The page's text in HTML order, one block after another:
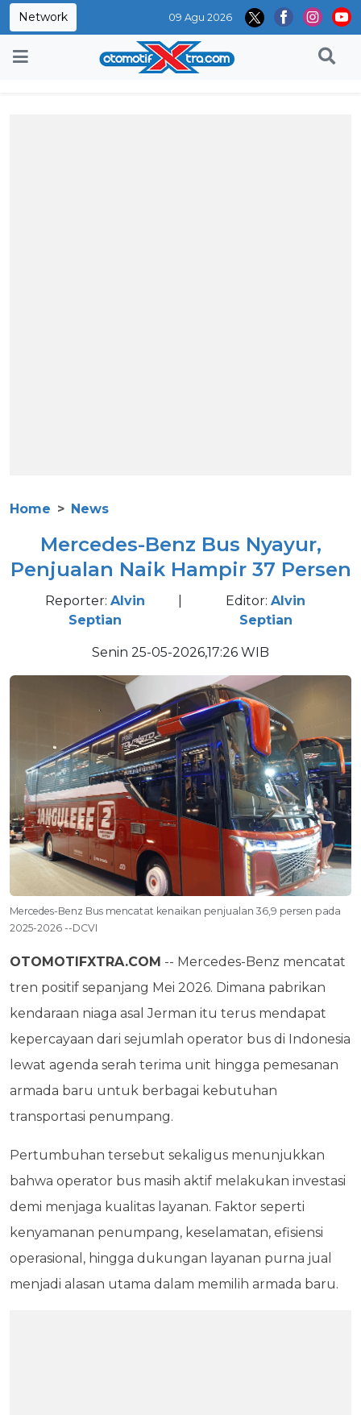
Network 09 Agu 2026
Home News
Mercedes-Benz Bus Nyayur,
Penjualan Naik Hampir 37 Persen
Reporter: Alvin
Septian
Editor:Alvin
Septian
Senin 25-05-2026,17:26 WIB
Mercedes-Benz Bus mencatat kenaikan penjualan 36,9 persen pada
2025-2026 --DCVI
OTOMOTIFXTRA.COM -- Mercedes-Benz mencatat
tren positif sepanjang Mei 2026. Dimana pabrikan
kendaraan niaga asal Jerman itu terus mendapat
kepercayaan dari sejumlah operator bus di Indonesia
lewat agenda serah terima unit hingga pemesanan
armada baru untuk berbagai kebutuhan
transportasi penumpang.
Pertumbuhan tersebut sekaligus menunjukkan
bahwa operator bus masih aktif melakukan investasi
demi menjaga kualitas layanan. Faktor seperti
kenyamanan penumpang, keselamatan, efisiensi
operasional, hingga dukungan layanan purna jual
menjadi alasan utama dalam memilih armada baru.